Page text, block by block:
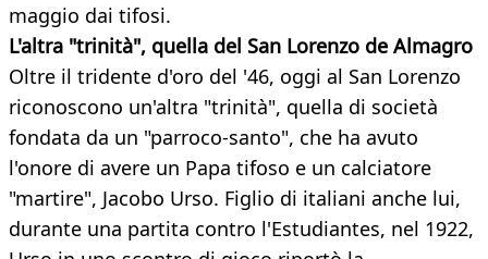
maggio dai tifosi.
L'altra "trinità", quella del San Lorenzo de Almagro
Oltre il tridente d'oro del '46, oggi al San Lorenzo
riconoscono un'altra "trinità", quella di società
fondata da un "parroco-santo", che ha avuto
l'onore di avere un Papa tifoso e un calciatore
"martire", Jacobo Urso. Figlio di italiani anche lui,
durante una partita contro l'Estudiantes, nel 1922,